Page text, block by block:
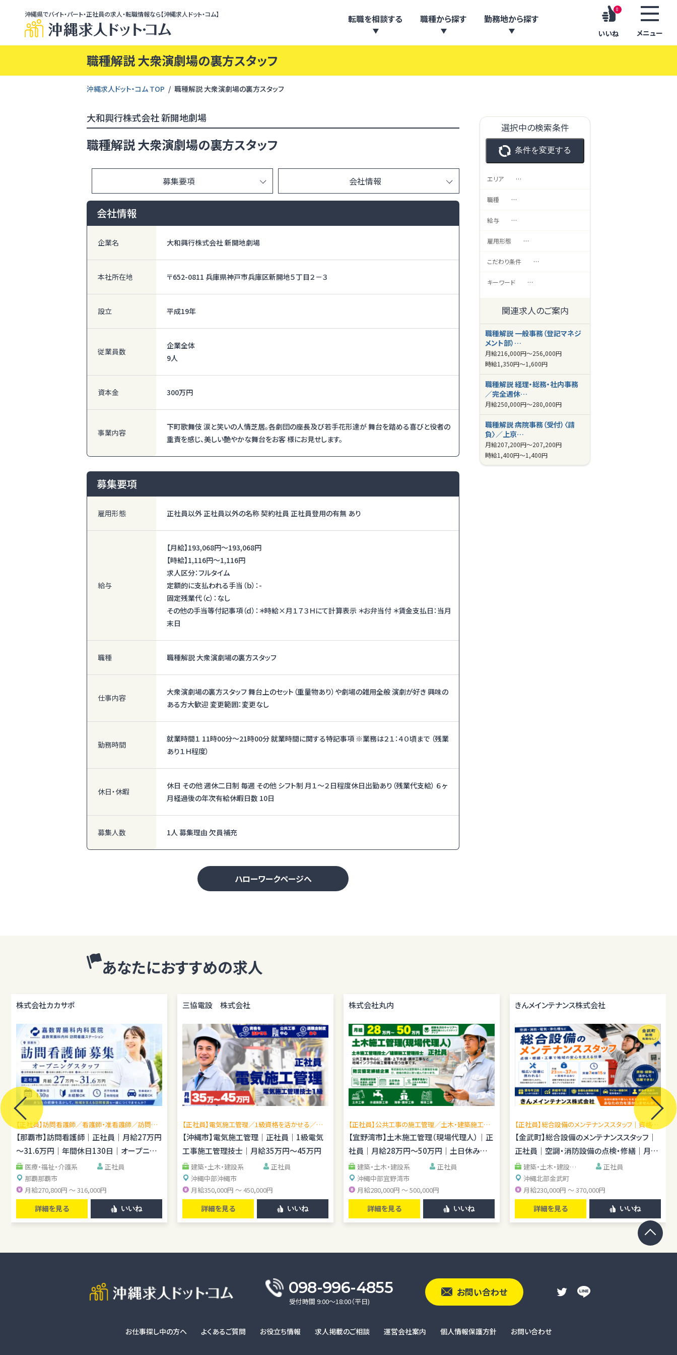
沖縄県でバイト・パート・正社員の求人・転職情報なら【沖縄求人ドット・コム】 転職を相談する 職種から探す 勤務地から探す
0
いいね メニュー
職種解説 大衆演劇場の裏方スタッフ
沖縄求人ドット・コム TOP 職種解説 大衆演劇場の裏方スタッフ
大和興行株式会社 新開地劇場
職種解説 大衆演劇場の裏方スタッフ
募集要項 会社情報
会社情報
企業名 大和興行株式会社 新開地劇場
本社所在地 〒652-0811 兵庫県神戸市兵庫区新開地５丁目２－３
設立 平成19年
従業員数
企業全体
9人
資本金 300万円
事業内容
下町歌舞伎 涙と笑いの人情芝居。各劇団の座長及び若手花形達が 舞台を踏める喜びと役者の
重責を感じ、美しい艶やかな舞台をお客 様にお見せします。
募集要項
雇用形態 正社員以外 正社員以外の名称 契約社員 正社員登用の有無 あり
給与
【月給】193,068円〜193,068円
【時給】1,116円〜1,116円
求人区分：フルタイム
定額的に支払われる手当（ｂ）：-
固定残業代（ｃ）：なし
その他の手当等付記事項（ｄ）：＊時給×月１７３Ｈにて計算表示 ＊お弁当付 ＊賃金支払日：当月
末日
職種 職種解説 大衆演劇場の裏方スタッフ
仕事内容
大衆演劇場の裏方スタッフ 舞台上のセット（重量物あり）や劇場の雑用全般 演劇が好き 興味の
ある方大歓迎 変更範囲：変更なし
勤務時間
就業時間１ 11時00分〜21時00分 就業時間に関する特記事項 ※業務は２１：４０頃まで （残業
あり１Ｈ程度）
休日・休暇
休日 その他 週休二日制 毎週 その他 シフト制 月１～２日程度休日出勤あり（残業代支給） ６ヶ
月経過後の年次有給休暇日数 10日
募集人数 1人 募集理由 欠員補充
ハローワークページへ
選択中の検索条件
条件を変更する
エリア …
職種 …
給与 …
雇用形態 …
こだわり条件 …
キーワード …
関連求人のご案内
職種解説 一般事務（登記マネジ
メント部）…
月給216,000円～256,000円
時給1,350円～1,600円
職種解説 経理・総務・社内事務
／完全週休…
月給250,000円～280,000円
職種解説 病院事務（受付）〈請
負〉／上京…
月給207,200円～207,200円
時給1,400円～1,400円
あなたにおすすめの求人
株式会社カカサポ
【正社員】訪問看護師／看護師・准看護師／訪問看
護未経験OK／月平均残業1時間程度／駐車場あり
【那覇市】訪問看護師｜正社員｜月給27万円
～31.6万円｜年間休日130日｜オープニン
グスタッフ
医療・福祉・介護系
正社員
那覇那覇市
月給270,800円 ～ 316,000円
詳細を見る いいね
三協電設 株式会社
【正社員】電気施工管理／1級資格を活かせる／現
場管理経験を広げられる／公共工事中心／転勤な
し
【沖縄市】電気施工管理｜正社員｜1級電気
工事施工管理技士｜月給35万円～45万円
建築・土木・建設系
正社員
沖縄中部沖縄市
月給350,000円 ～ 450,000円
詳細を見る いいね
株式会社丸内
【正社員】公共工事の施工管理／土木・建築施工管
理技士歓迎／賞与年2回／無料駐車場あり／施工
管理経験を活かせる
【宜野湾市】土木施工管理（現場代理人）｜正
社員｜月給28万円～50万円｜土日休み｜
資格手当あり
建築・土木・建設系
正社員
沖縄中部宜野湾市
月給280,000円 ～ 500,000円
詳細を見る いいね
きんメインテナンス株式会社
【正社員】総合設備のメンテナンススタッフ｜資格手
当あり｜転勤なし
【金武町】総合設備のメンテナンススタッフ｜
正社員｜空調・消防設備の点検・修繕｜月給
23万円～37万円
建築・土木・建設系
清掃・警備・施設管理
系 IT・エンジニア系
正社員
沖縄北部金武町
月給230,000円 ～ 370,000円
詳細を見る いいね
098-996-4855
受付時間 9:00〜18:00（平日)
お問い合わせ
お仕事探し中の方へ よくあるご質問 お役立ち情報 求人掲載のご相談 運営会社案内 個人情報保護方針 お問い合わせ